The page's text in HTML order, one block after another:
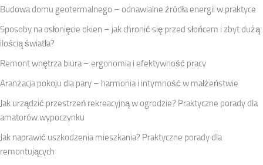
Budowa domu geotermalnego – odnawialne źródła energii w praktyce
Sposoby na osłonięcie okien – jak chronić się przed słońcem i zbyt dużą
ilością światła?
Remont wnętrza biura – ergonomia i efektywność pracy
Aranżacja pokoju dla pary – harmonia i intymność w małżeństwie
Jak urządzić przestrzeń rekreacyjną w ogrodzie? Praktyczne porady dla
amatorów wypoczynku
Jak naprawić uszkodzenia mieszkania? Praktyczne porady dla
remontujących